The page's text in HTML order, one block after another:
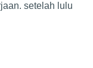
setelah lulu